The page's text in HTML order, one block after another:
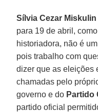
Sílvia Cezar
para 19 de abril,
historiadora, não é
pois trabalho com
dizer que as eleições
chamadas pelo
governo e do Partido
partido oficial